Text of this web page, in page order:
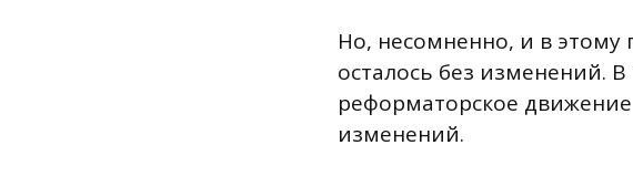
Но, несомненно, и в этому
осталось без изменений.
реформаторское
изменений.